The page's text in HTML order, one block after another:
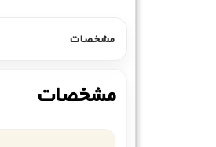
مشخصات
مشخصات